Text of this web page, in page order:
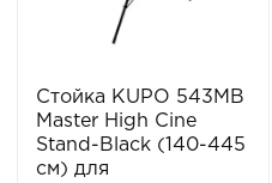
Стойка KUPO 543MB
Master High Cine
Stand-Black (140-445
см) для